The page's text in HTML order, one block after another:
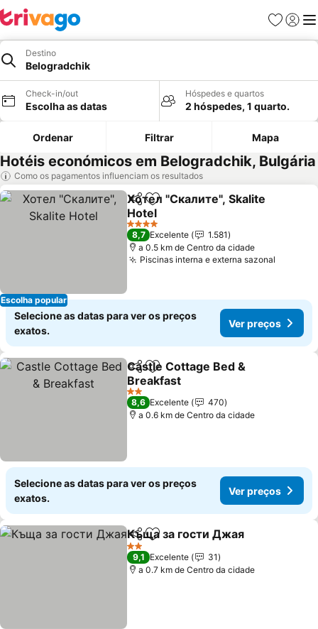
Favoritos
Iniciar
Destino
Belogradchik
Check-in/out
Escolha as datas
Hóspedes e quartos
2 hóspedes, 1 quarto.
Ordenar Filtrar Mapa
Hotéis económicos em Belogradchik, Bulgária
Como os pagamentos influenciam os resultados
Escolha popular
PartilharAdicionar aos favoritos
Хотел "Скалите", Skalite
Hotel
Ver preços
4 Estrelas
8,7 Excelente
1.581
a 0.5 km de Centro da cidade
Piscinas interna e externa sazonal
Selecione as datas para ver os preços
exatos.
Ver preços
PartilharAdicionar aos favoritos
Castle Cottage Bed &
Breakfast
Ver preços
2 Estrelas
8,6 Excelente
470
a 0.6 km de Centro da cidade
Selecione as datas para ver os preços
exatos.
Ver preços
PartilharAdicionar aos favoritos
Къща за гости Джая
2 Estrelas
9,1 Excelente
31
a 0.7 km de Centro da cidade